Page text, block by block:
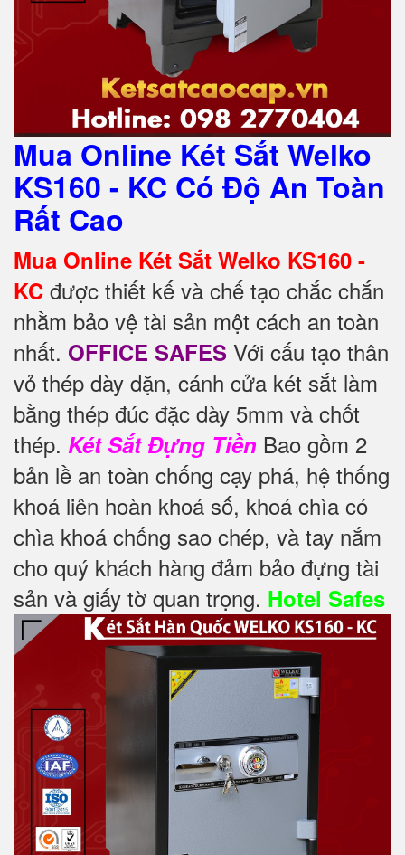
Mua Online Két Sắt Welko
KS160 - KC Có Độ An Toàn
Rất Cao
Mua Online Két Sắt Welko KS160 -
KC được thiết kế và chế tạo chắc chắn
nhằm bảo vệ tài sản một cách an toàn
nhất. OFFICE SAFES Với cấu tạo thân
vỏ thép dày dặn, cánh cửa két sắt làm
bằng thép đúc đặc dày 5mm và chốt
thép. Két Sắt Đựng Tiền Bao gồm 2
bản lề an toàn chống cạy phá, hệ thống
khoá liên hoàn khoá số, khoá chìa có
chìa khoá chống sao chép, và tay nắm
cho quý khách hàng đảm bảo đựng tài
sản và giấy tờ quan trọng. Hotel Safes